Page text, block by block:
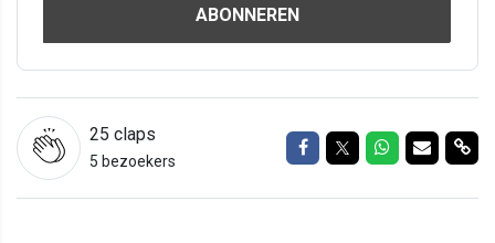
ABONNEREN
25 claps
5 bezoekers
Delen op Facebook
Delen op Twitter
Delen op
Delen